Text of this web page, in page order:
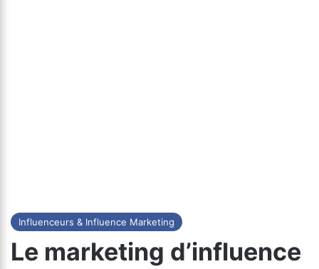
Influenceurs & Influence Marketing
Le marketing d’influence